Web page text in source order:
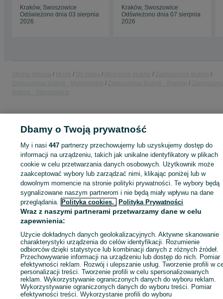
Kraków, Swoszowice
Odświeżono dnia 03 sierpnia
2026
Kraków, Swoszowice
Odświeżono dnia 07 sierpnia
2026
ID:822446552 Wyświetlenia:
Zaloguj się lub załóż konto na OLX, aby skontaktować się z
sprzedającym
Zaloguj się / Załóż konto
Zadzwoń / SMS Wyślij wiadomość
Dbamy o Twoją prywatność
My i nasi447 partnerzy przechowujemy lub uzyskujemy dostęp do
informacji na urządzeniu, takich jak unikalne identyfikatory w plikach
cookie w celu przetwarzania danych osobowych. Użytkownik może
zaakceptować wybory lub zarządzać nimi, klikając poniżej lub w
dowolnym momencie na stronie polityki prywatności. Te wybory będą
sygnalizowane naszym partnerom i nie będą miały wpływu na dane
przeglądania. Polityka cookies, Polityka Prywatności
Wraz z naszymi partnerami przetwarzamy dane w celu
zapewnienia:
Użycie dokładnych danych geolokalizacyjnych. Aktywne skanowanie
charakterystyki urządzenia do celów identyfikacji. Rozumienie
odbiorców dzięki statystyce lub kombinacji danych z różnych źródeł.
Przechowywanie informacji na urządzeniu lub dostęp do nich. Pomiar
efektywności reklam. Rozwój i ulepszanie usług. Tworzenie profili w
personalizacji treści. Tworzenie profili w celu spersonalizowanych
reklam. Wykorzystywanie ograniczonych danych do wyboru reklam.
Wykorzystywanie ograniczonych danych do wyboru treści. Pomiar
efektywności treści. Wykorzystanie profili do wyboru